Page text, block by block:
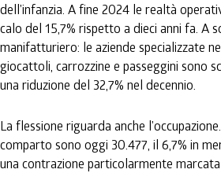
dell’infanzia. A fine 2024 le realtà
calo del 15,7% rispetto a dieci anni fa. A
manifatturiero: le aziende specializzate
giocattoli, carrozzine e passeggini sono
una riduzione del 32,7% nel decennio.
La flessione riguarda anche
comparto sono oggi 30.477, il 6,7% in
una contrazione particolarmente